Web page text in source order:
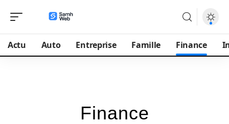
Actu Auto Entreprise Famille Finance
Finance